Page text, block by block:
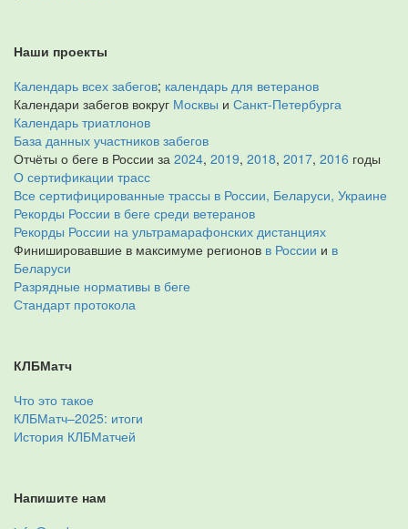
Наши проекты
Календарь всех забегов; календарь для ветеранов
Календари забегов вокруг Москвы и Санкт-Петербурга
Календарь триатлонов
База данных участников забегов
Отчёты о беге в России за 2024, 2019, 2018, 2017, 2016 годы
О сертификации трасс
Все сертифицированные трассы в России, Беларуси, Украине
Рекорды России в беге среди ветеранов
Рекорды России на ультрамарафонских дистанциях
Финишировавшие в максимуме регионов в России и в
Беларуси
Разрядные нормативы в беге
Стандарт протокола
КЛБМатч
Что это такое
КЛБМатч–2025: итоги
История КЛБМатчей
Напишите нам